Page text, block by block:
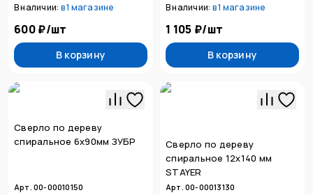
В наличии: в1 магазине
600 ₽/шт
В корзину
В наличии: в1 магазине
1 105 ₽/шт
В корзину
Сверло по дереву
спиральное 6х90мм ЗУБР
Арт. 00-00010150
Сверло по дереву
спиральное 12х140 мм
STAYER
Арт. 00-00013130